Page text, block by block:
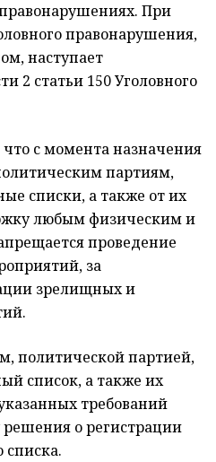
При
правонарушения,
наступает
2 статьи 150 Уголовного
с момента назначения
партиям,
списки, а также от их
любым физическим и
проведение
за
зрелищных и
политической партией,
список, а также их
требований
решения о регистрации
списка.